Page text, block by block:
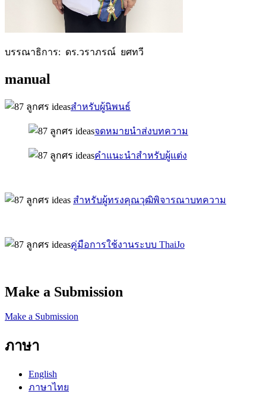
บรรณาธิการ: ดร.วราภรณ์ ยศทวี
manual
สำหรับผู้นิพนธ์
จดหมายนำส่งบทความ
คำแนะนำสำหรับผู้แต่ง
สำหรับผู้ทรงคุณวุฒิพิจารณาบทความ
คู่มือการใช้งานระบบ ThaiJo
Make a Submission
Make a Submission
ภาษา
English
ภาษาไทย